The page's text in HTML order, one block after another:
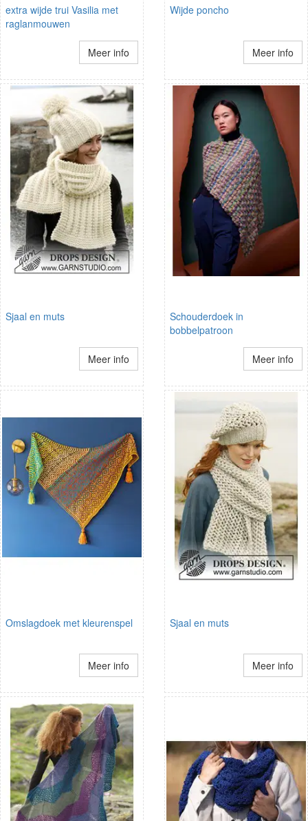
extra wijde trui Vasilia met
raglanmouwen
Meer info
Wijde poncho
Meer info
Sjaal en muts
Meer info
Schouderdoek in
bobbelpatroon
Meer info
Omslagdoek met kleurenspel
Meer info
Sjaal en muts
Meer info